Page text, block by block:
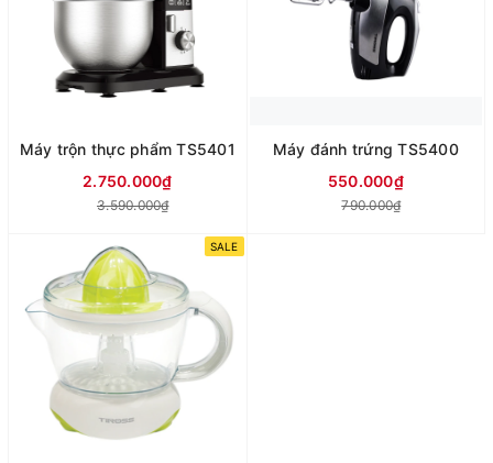
Máy trộn thực phẩm TS5401
2.750.000₫
3.590.000₫
Máy đánh trứng TS5400
550.000₫
790.000₫
SALE